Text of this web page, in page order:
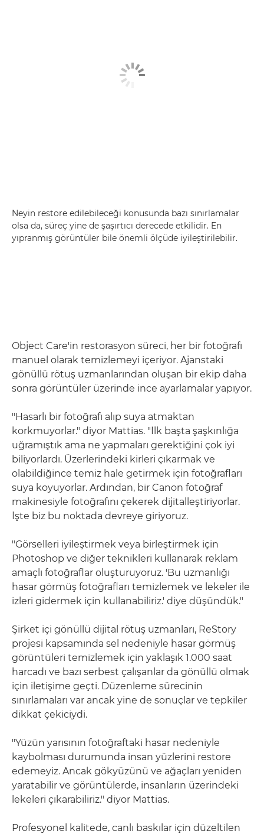
Neyin restore edilebileceği konusunda bazı sınırlamalar
olsa da, süreç yine de şaşırtıcı derecede etkilidir. En
yıpranmış görüntüler bile önemli ölçüde iyileştirilebilir.
Object Care'in restorasyon süreci, her bir fotoğrafı
manuel olarak temizlemeyi içeriyor. Ajanstaki
gönüllü rötuş uzmanlarından oluşan bir ekip daha
sonra görüntüler üzerinde ince ayarlamalar yapıyor.
"Hasarlı bir fotoğrafı alıp suya atmaktan
korkmuyorlar." diyor Mattias. "İlk başta şaşkınlığa
uğramıştık ama ne yapmaları gerektiğini çok iyi
biliyorlardı. Üzerlerindeki kirleri çıkarmak ve
olabildiğince temiz hale getirmek için fotoğrafları
suya koyuyorlar. Ardından, bir Canon fotoğraf
makinesiyle fotoğrafını çekerek dijitalleştiriyorlar.
İşte biz bu noktada devreye giriyoruz.
"Görselleri iyileştirmek veya birleştirmek için
Photoshop ve diğer teknikleri kullanarak reklam
amaçlı fotoğraflar oluşturuyoruz. 'Bu uzmanlığı
hasar görmüş fotoğrafları temizlemek ve lekeler ile
izleri gidermek için kullanabiliriz.' diye düşündük."
Şirket içi gönüllü dijital rötuş uzmanları, ReStory
projesi kapsamında sel nedeniyle hasar görmüş
görüntüleri temizlemek için yaklaşık 1.000 saat
harcadı ve bazı serbest çalışanlar da gönüllü olmak
için iletişime geçti. Düzenleme sürecinin
sınırlamaları var ancak yine de sonuçlar ve tepkiler
dikkat çekiciydi.
"Yüzün yarısının fotoğraftaki hasar nedeniyle
kaybolması durumunda insan yüzlerini restore
edemeyiz. Ancak gökyüzünü ve ağaçları yeniden
yaratabilir ve görüntülerde, insanların üzerindeki
lekeleri çıkarabiliriz." diyor Mattias.
Profesyonel kalitede, canlı baskılar için düzeltilen